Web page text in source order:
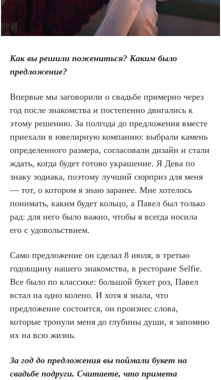
Как вы решили пожениться? Каким было
предложение?
Впервые мы заговорили о свадьбе примерно через
год после знакомства и постепенно двигались к
этому решению. За полгода до предложения вместе
приехали в ювелирную компанию: выбрали камень
определенного размера, согласовали дизайн и стали
ждать, когда будет готово украшение. Я Дева по
знаку зодиака, поэтому лучший сюрприз для меня
— тот, о котором я знаю заранее. Мне хотелось
понимать, каким будет кольцо, а Павел был только
рад: для него было важно, чтобы я всегда носила
его с удовольствием.
Само предложение он сделал 8 июля, в третью
годовщину нашего знакомства, в ресторане Selfie.
Все было по классике: большой букет роз, Павел
встал на одно колено. И хотя я знала, что
предложение состоится, он произнес слова,
которые тронули меня до глубины души, я запомню
их на всю жизнь.
За год до предложения вы поймали букет на
свадьбе подруги. Считаете, что примета